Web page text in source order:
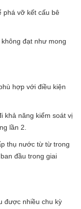
phá vỡ kết cấu bê
đạt như mong
hợp với điều kiện
khả năng kiểm soát vị
lần 2.
thụ nước từ từ trong
đầu trong giai
được nhiều chu kỳ